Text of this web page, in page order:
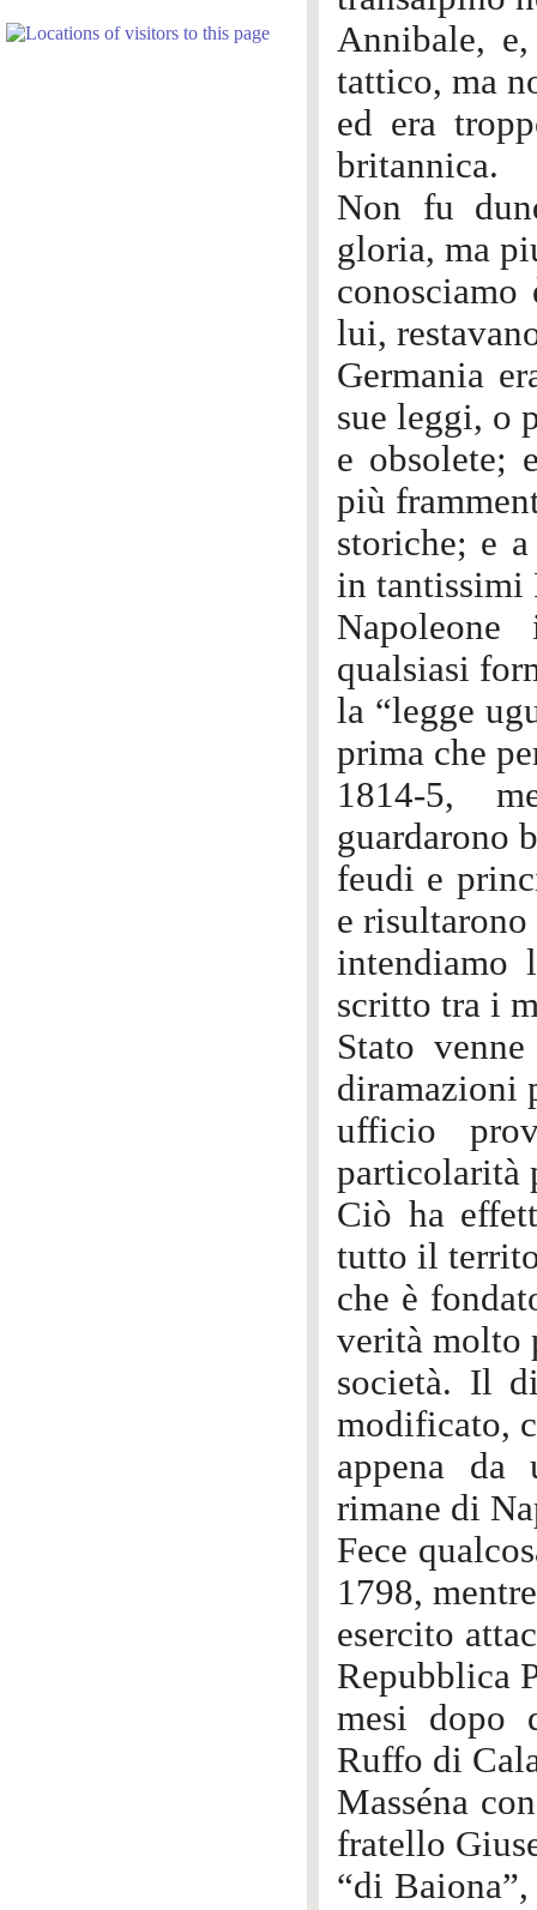
Annibale,
tattico, ma
ed era
britannica.
Non fu
gloria, ma
lui,
Germania
sue leggi, o
e obsolete;
più
storiche; e
in tantissimi
qualsiasi
la “legge
prima che
1814-5,
guardarono
feudi e
e
intendiamo
scritto tra i
Stato
diramazioni
ufficio
particolarità
Ciò ha
tutto il
che è
verità molto
società. Il
modificato,
appena da
rimane di
Fece
1798,
esercito
Repubblica
mesi dopo
Ruffo di
Masséna
fratello
“di